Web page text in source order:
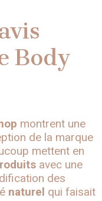
Body
montrent une
de la marque
mettent en
avec une
des
naturel qui faisait